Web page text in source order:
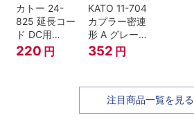
カトー 24-
825 延長コー
ド DC用
(90cm）
220 円
KATO 11-704
カプラー密連
形 A グレー
(20個入) (ア
ーノルドカプ
352 円
注目商品一覧を見る